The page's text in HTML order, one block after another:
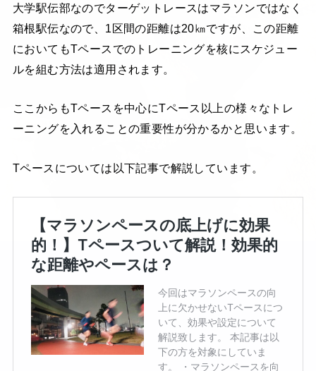
大学駅伝部なのでターゲットレースはマラソンではなく
箱根駅伝なので、1区間の距離は20㎞ですが、この距離
においてもTペースでのトレーニングを核にスケジュー
ルを組む方法は適用されます。
ここからもTペースを中心にTペース以上の様々なトレ
ーニングを入れることの重要性が分かるかと思います。
Tペースについては以下記事で解説しています。